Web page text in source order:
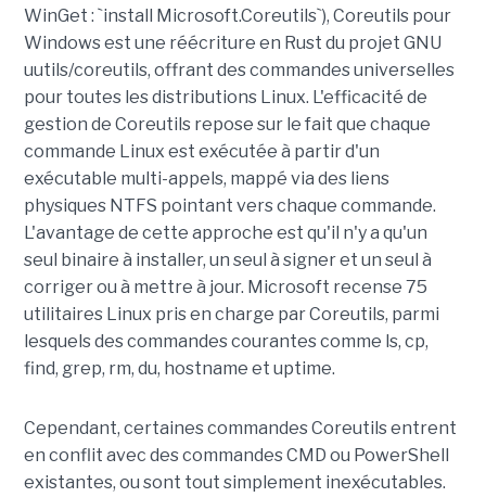
WinGet : `install Microsoft.Coreutils`), Coreutils pour
Windows est une réécriture en Rust du projet GNU
uutils/coreutils, offrant des commandes universelles
pour toutes les distributions Linux. L'efficacité de
gestion de Coreutils repose sur le fait que chaque
commande Linux est exécutée à partir d'un
exécutable multi-appels, mappé via des liens
physiques NTFS pointant vers chaque commande.
L'avantage de cette approche est qu'il n'y a qu'un
seul binaire à installer, un seul à signer et un seul à
corriger ou à mettre à jour. Microsoft recense 75
utilitaires Linux pris en charge par Coreutils, parmi
lesquels des commandes courantes comme ls, cp,
find, grep, rm, du, hostname et uptime.
Cependant, certaines commandes Coreutils entrent
en conflit avec des commandes CMD ou PowerShell
existantes, ou sont tout simplement inexécutables.